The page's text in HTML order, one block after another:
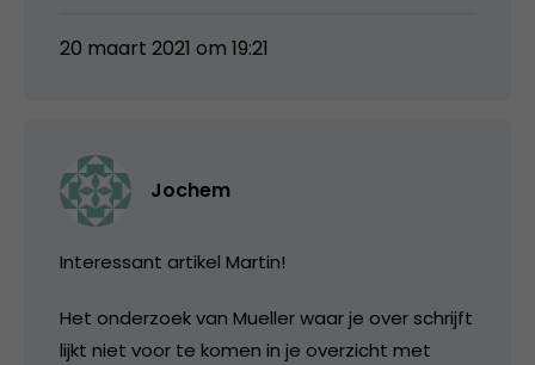
20 maart 2021 om 19:21
Jochem
Interessant artikel Martin!
Het onderzoek van Mueller waar je over schrijft
lijkt niet voor te komen in je overzicht met